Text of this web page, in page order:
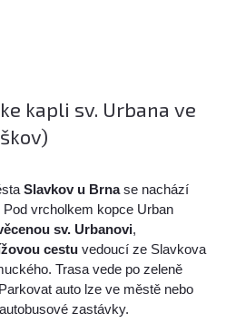
kapli sv. Urbana ve
Slavkov u Brnase nachází
Pod vrcholkem kopce Urban
sv. Urbanovi,
cestu vedoucí ze Slavkova
Trasa vede po zeleně
auto lze ve městě nebo
zastávky.